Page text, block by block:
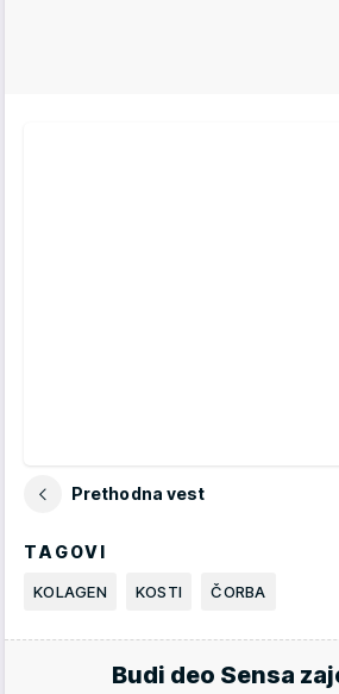
Prethodna vest
TAGOVI
KOLAGEN KOSTI ČORBA
Budi deo Sensa